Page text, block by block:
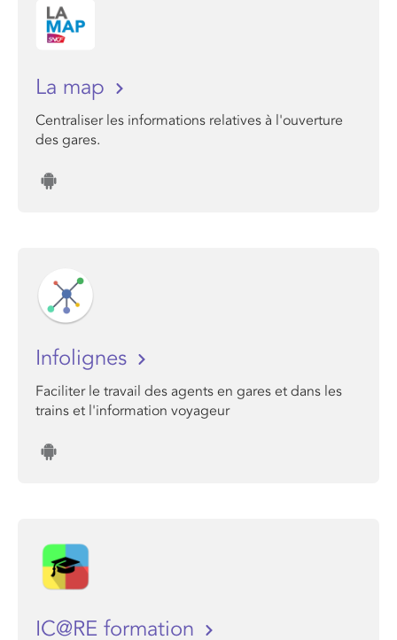
La map
Centraliser les informations relatives à l'ouverture
des gares.
Infolignes
Faciliter le travail des agents en gares et dans les
trains et l'information voyageur
IC@RE formation